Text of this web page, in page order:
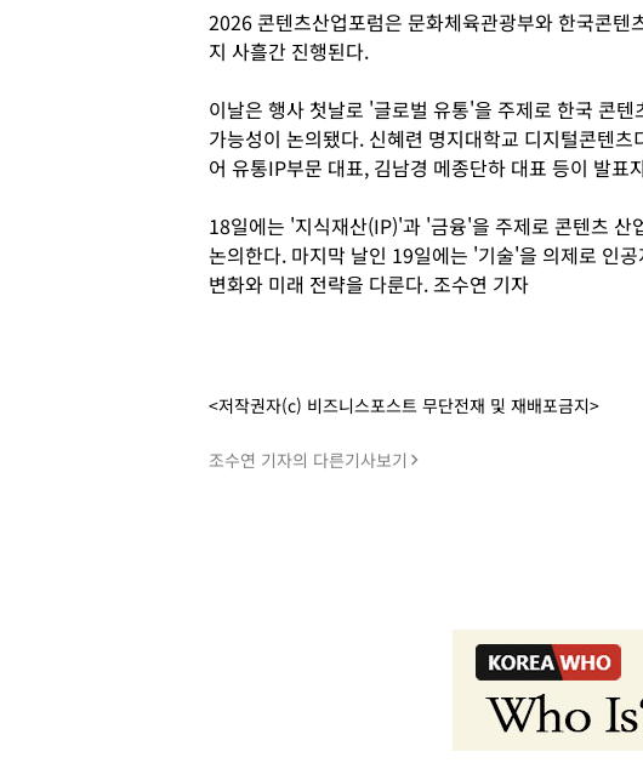
2026 콘텐츠산업포럼은 문화체육관광부와 한국콘텐
지 사흘간 진행된다.
이날은 행사 첫날로 '글로벌 유통'을 주제로 한국 콘
가능성이 논의됐다. 신혜련 명지대학교 디지털콘텐
어 유통IP부문 대표, 김남경 메종단하 대표 등이 발표
18일에는 '지식재산(IP)'과 '금융'을 주제로 콘텐츠 산
논의한다. 마지막 날인 19일에는 '기술'을 의제로 인
변화와 미래 전략을 다룬다. 조수연 기자
<저작권자(c) 비즈니스포스트 무단전재 및 재배포금지>
조수연 기자의 다른기사보기